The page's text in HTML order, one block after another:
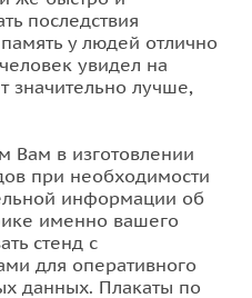
последствия
у людей отлично
увидел на
значительно лучше,
в изготовлении
при необходимости
информации об
именно вашего
стенд с
для оперативного
данных. Плакаты по